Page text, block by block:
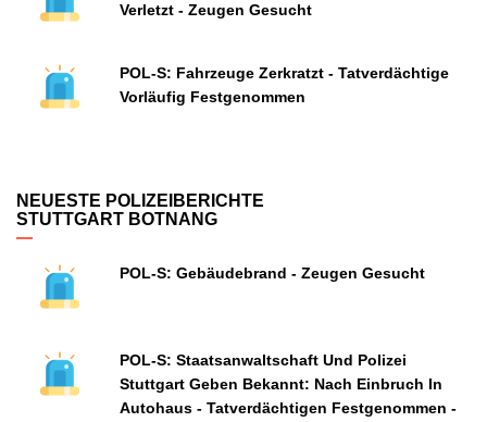
Verletzt - Zeugen Gesucht
POL-S: Fahrzeuge Zerkratzt - Tatverdächtige
Vorläufig Festgenommen
NEUESTE POLIZEIBERICHTE
STUTTGART BOTNANG
POL-S: Gebäudebrand - Zeugen Gesucht
POL-S: Staatsanwaltschaft Und Polizei
Stuttgart Geben Bekannt: Nach Einbruch In
Autohaus - Tatverdächtigen Festgenommen -